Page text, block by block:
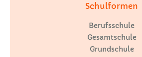
Schulformen
Berufsschule
Gesamtschule
Grundschule